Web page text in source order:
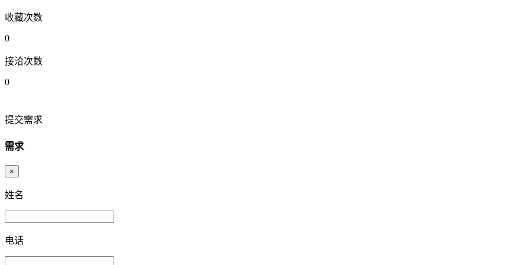
收藏次数
0
接洽次数
0
提交需求
需求
×
姓名
电话